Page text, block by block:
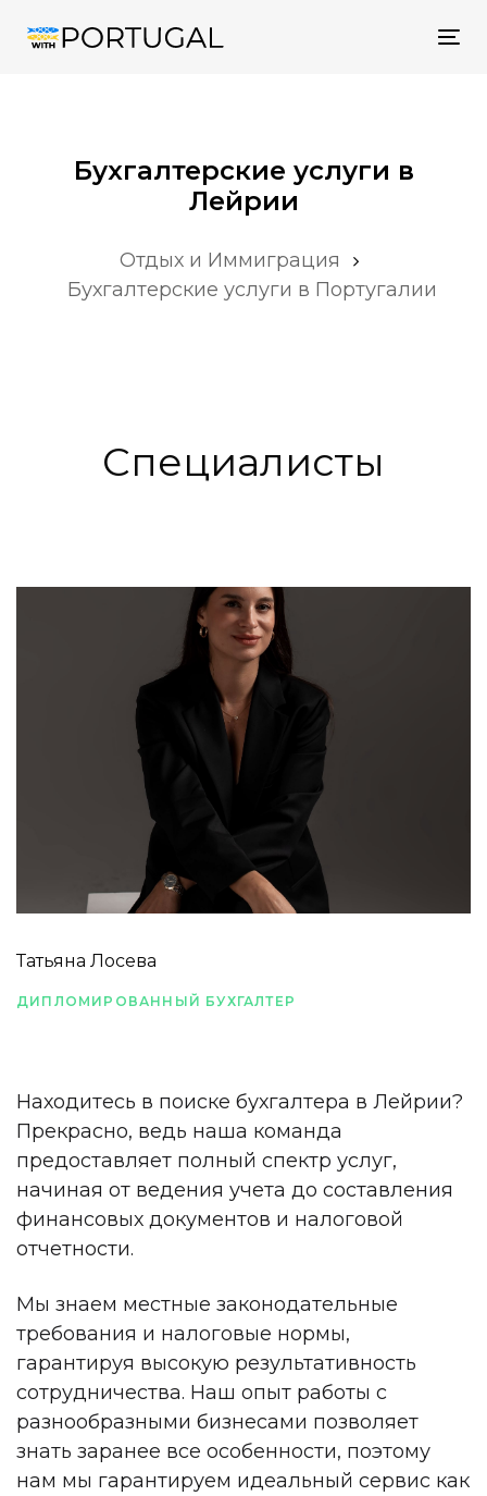
Бухгалтерские услуги в
Лейрии
Отдых и Иммиграция
Бухгалтерские услуги в Португалии
Специалисты
Татьяна Лосева
ДИПЛОМИРОВАННЫЙ БУХГАЛТЕР
Находитесь в поиске бухгалтера в Лейрии?
Прекрасно, ведь наша команда
предоставляет полный спектр услуг,
начиная от ведения учета до составления
финансовых документов и налоговой
отчетности.
Мы знаем местные законодательные
требования и налоговые нормы,
гарантируя высокую результативность
сотрудничества. Наш опыт работы с
разнообразными бизнесами позволяет
знать заранее все особенности, поэтому
нам мы гарантируем идеальный сервис как